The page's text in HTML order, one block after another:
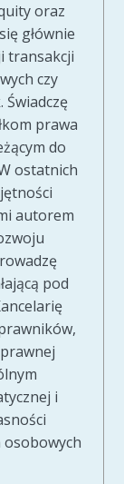
oraz
głównie
transakcji
czy
Świadczę
prawa
do
ostatnich
autorem
pod
i